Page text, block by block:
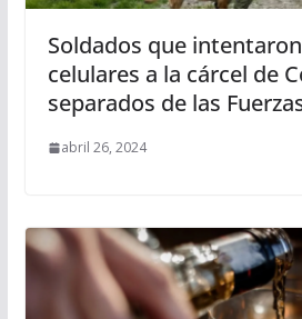
Soldados que
celulares a la cárcel de
separados de las
abril 26, 2024